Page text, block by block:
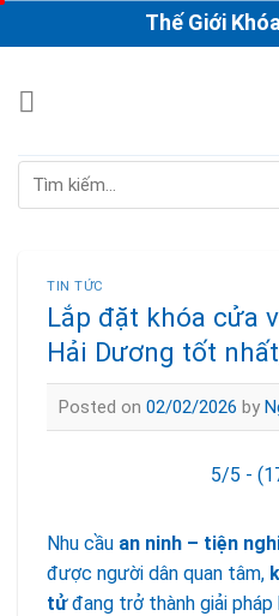
to
Thế Giới Khóa
Tìm
TIN TỨC
Lắp đặt khóa cửa
Hải Dương tốt
Posted on 02/02/2026 by
5/5 -
Nhu cầu an ninh – tiện
được người dân quan tâm,
tửđang trở thành giải pháp